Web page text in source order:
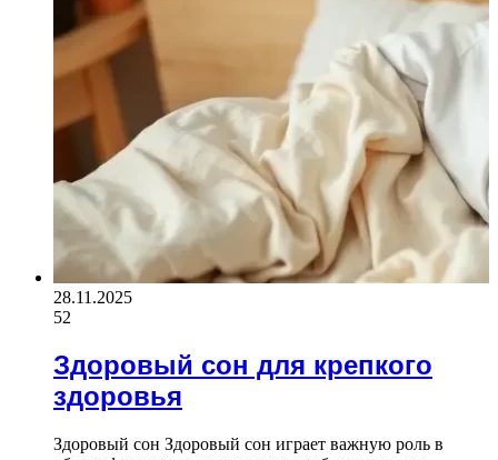
28.11.2025
52
Здоровый сон для крепкого
здоровья
Здоровый сон Здоровый сон играет важную роль в